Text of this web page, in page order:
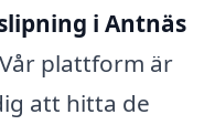
i Antnäs
plattform är
att hitta de